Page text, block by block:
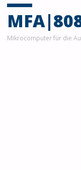
Mikrocomputer für die